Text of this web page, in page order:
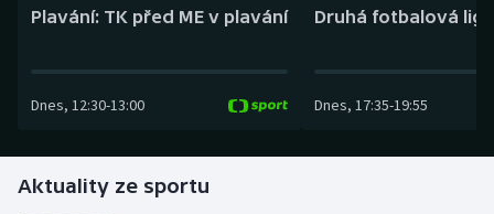
Golf
Plavání: TK před ME v plavání
Dnes, 12:30-13:00
Druhá fotbalová
Dnes, 17:35-19:55
Aktuality ze sportu